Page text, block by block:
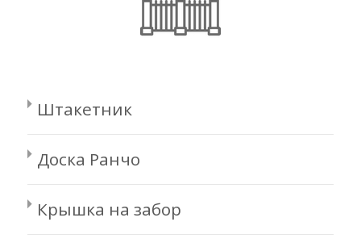
Штакетник
Доска Ранчо
Крышка на забор